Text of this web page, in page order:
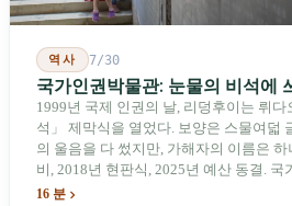
역사 7/30
국가인권박물관: 눈물의 비석에
1999년 국제 인권의 날, 리덩후이는 뤼다
석」 제막식을 열었다. 보양은 스물여덟
의 울음을 다 썼지만, 가해자의 이름은
비, 2018년 현판식, 2025년 예산 동결. 국
념하기 위해 스스로 세운 박물관. 계엄 해
16 분